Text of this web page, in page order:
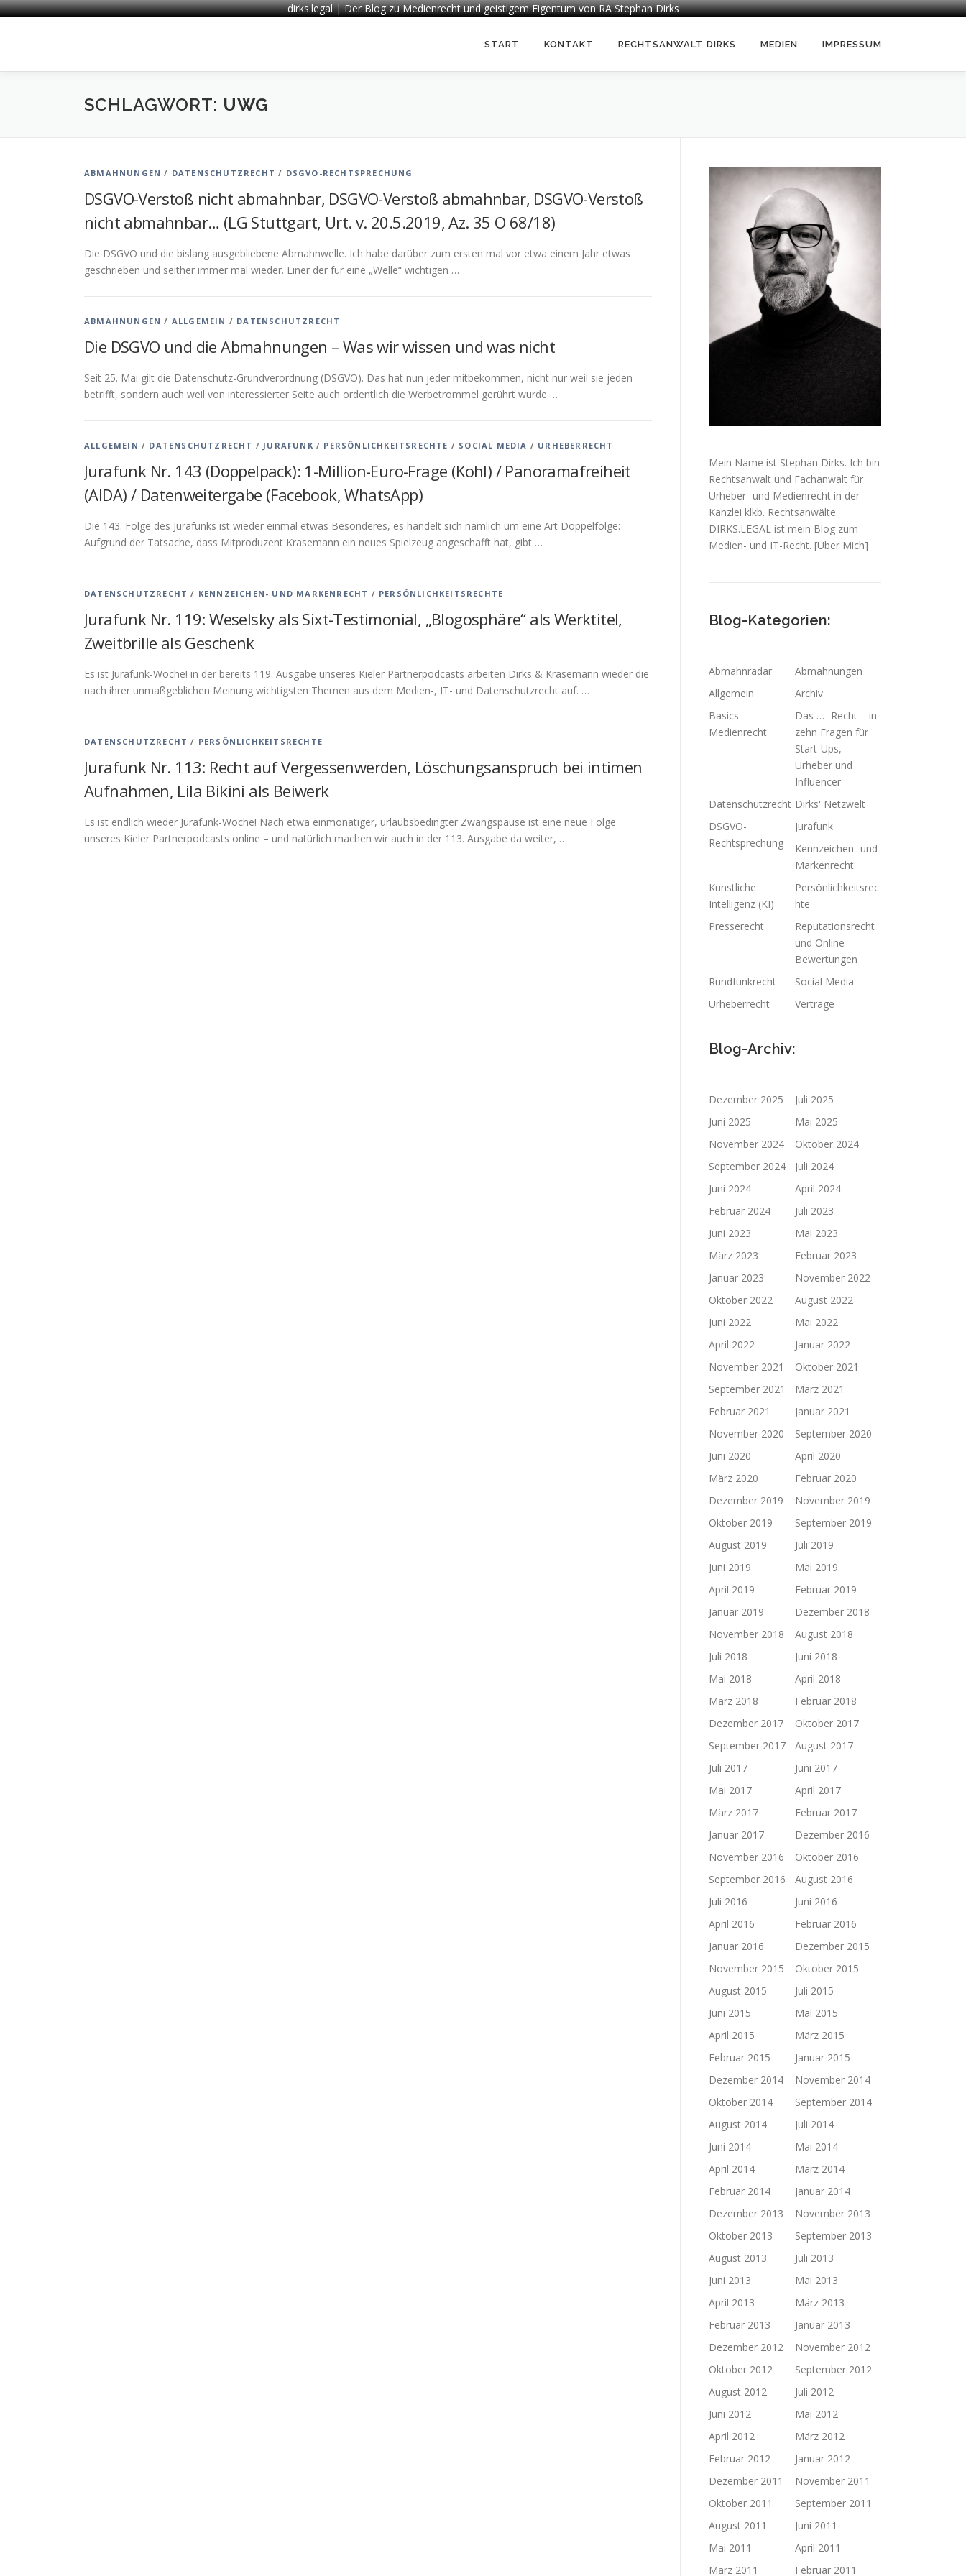
dirks.legal | Der Blog zu Medienrecht und geistigem Eigentum von RA Stephan Dirks
START KONTAKT RECHTSANWALT DIRKS MEDIEN IMPRESSUM
SCHLAGWORT: UWG
ABMAHNUNGEN / DATENSCHUTZRECHT / DSGVO-RECHTSPRECHUNG
DSGVO-Verstoß nicht abmahnbar, DSGVO-Verstoß abmahnbar, DSGVO-Verstoß
nicht abmahnbar… (LG Stuttgart, Urt. v. 20.5.2019, Az. 35 O 68/18)
Die DSGVO und die bislang ausgebliebene Abmahnwelle. Ich habe darüber zum ersten mal vor etwa einem Jahr etwas
geschrieben und seither immer mal wieder. Einer der für eine „Welle“ wichtigen …
ABMAHNUNGEN / ALLGEMEIN / DATENSCHUTZRECHT
Die DSGVO und die Abmahnungen – Was wir wissen und was nicht
Seit 25. Mai gilt die Datenschutz-Grundverordnung (DSGVO). Das hat nun jeder mitbekommen, nicht nur weil sie jeden
betrifft, sondern auch weil von interessierter Seite auch ordentlich die Werbetrommel gerührt wurde …
ALLGEMEIN / DATENSCHUTZRECHT / JURAFUNK / PERSÖNLICHKEITSRECHTE / SOCIAL MEDIA / URHEBERRECHT
Jurafunk Nr. 143 (Doppelpack): 1-Million-Euro-Frage (Kohl) / Panoramafreiheit
(AIDA) / Datenweitergabe (Facebook, WhatsApp)
Die 143. Folge des Jurafunks ist wieder einmal etwas Besonderes, es handelt sich nämlich um eine Art Doppelfolge:
Aufgrund der Tatsache, dass Mitproduzent Krasemann ein neues Spielzeug angeschafft hat, gibt …
DATENSCHUTZRECHT / KENNZEICHEN- UND MARKENRECHT / PERSÖNLICHKEITSRECHTE
Jurafunk Nr. 119: Weselsky als Sixt-Testimonial, „Blogosphäre“ als Werktitel,
Zweitbrille als Geschenk
Es ist Jurafunk-Woche! in der bereits 119. Ausgabe unseres Kieler Partnerpodcasts arbeiten Dirks & Krasemann wieder die
nach ihrer unmaßgeblichen Meinung wichtigsten Themen aus dem Medien-, IT- und Datenschutzrecht auf. …
DATENSCHUTZRECHT / PERSÖNLICHKEITSRECHTE
Jurafunk Nr. 113: Recht auf Vergessenwerden, Löschungsanspruch bei intimen
Aufnahmen, Lila Bikini als Beiwerk
Es ist endlich wieder Jurafunk-Woche! Nach etwa einmonatiger, urlaubsbedingter Zwangspause ist eine neue Folge
unseres Kieler Partnerpodcasts online – und natürlich machen wir auch in der 113. Ausgabe da weiter, …
Mein Name ist Stephan Dirks. Ich bin
Rechtsanwalt und Fachanwalt für
Urheber- und Medienrecht in der
Kanzlei klkb. Rechtsanwälte.
DIRKS.LEGAL ist mein Blog zum
Medien- und IT-Recht. [Über Mich]
Blog-Kategorien:
Abmahnradar
Abmahnungen
Allgemein
Archiv
Basics
Medienrecht
Das … -Recht – in
zehn Fragen für
Start-Ups,
Urheber und
Influencer
Datenschutzrecht Dirks' Netzwelt
DSGVO-
Rechtsprechung
Jurafunk
Kennzeichen- und
Markenrecht
Künstliche
Intelligenz (KI)
Persönlichkeitsrec
hte
Presserecht
Reputationsrecht
und Online-
Bewertungen
Rundfunkrecht
Social Media
Urheberrecht
Verträge
Blog-Archiv:
Dezember 2025
Juli 2025
Juni 2025
Mai 2025
November 2024
Oktober 2024
September 2024
Juli 2024
Juni 2024
April 2024
Februar 2024
Juli 2023
Juni 2023
Mai 2023
März 2023
Februar 2023
Januar 2023
November 2022
Oktober 2022
August 2022
Juni 2022
Mai 2022
April 2022
Januar 2022
November 2021
Oktober 2021
September 2021
März 2021
Februar 2021
Januar 2021
November 2020
September 2020
Juni 2020
April 2020
März 2020
Februar 2020
Dezember 2019
November 2019
Oktober 2019
September 2019
August 2019
Juli 2019
Juni 2019
Mai 2019
April 2019
Februar 2019
Januar 2019
Dezember 2018
November 2018
August 2018
Juli 2018
Juni 2018
Mai 2018
April 2018
März 2018
Februar 2018
Dezember 2017
Oktober 2017
September 2017
August 2017
Juli 2017
Juni 2017
Mai 2017
April 2017
März 2017
Februar 2017
Januar 2017
Dezember 2016
November 2016
Oktober 2016
September 2016
August 2016
Juli 2016
Juni 2016
April 2016
Februar 2016
Januar 2016
Dezember 2015
November 2015
Oktober 2015
August 2015
Juli 2015
Juni 2015
Mai 2015
April 2015
März 2015
Februar 2015
Januar 2015
Dezember 2014
November 2014
Oktober 2014
September 2014
August 2014
Juli 2014
Juni 2014
Mai 2014
April 2014
März 2014
Februar 2014
Januar 2014
Dezember 2013
November 2013
Oktober 2013
September 2013
August 2013
Juli 2013
Juni 2013
Mai 2013
April 2013
März 2013
Februar 2013
Januar 2013
Dezember 2012
November 2012
Oktober 2012
September 2012
August 2012
Juli 2012
Juni 2012
Mai 2012
April 2012
März 2012
Februar 2012
Januar 2012
Dezember 2011
November 2011
Oktober 2011
September 2011
August 2011
Juni 2011
Mai 2011
April 2011
März 2011
Februar 2011